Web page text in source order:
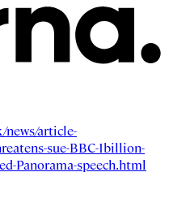
news/article-
sue-BBC-1billion-
Panorama-speech.html